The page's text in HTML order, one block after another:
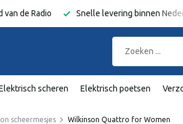
van de Radio Snelle levering binnen
scheren Elektrisch poetsen
scheermesjes Wilkinson Quattro for Women